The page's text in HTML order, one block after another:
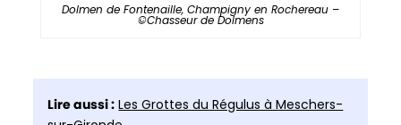
Dolmen de Fontenaille, Champigny en Rochereau –
©Chasseur de Dolmens
Lire aussi : Les Grottes du Régulus à Meschers-